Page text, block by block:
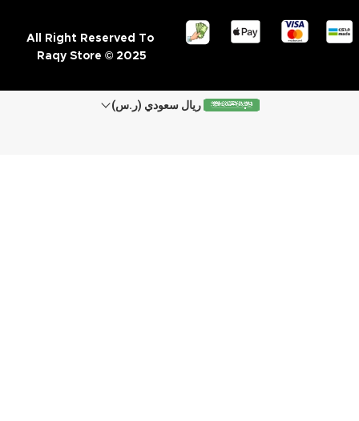
All Right Reserved To
Raqy Store © 2025
ريال سعودي (ر.س)